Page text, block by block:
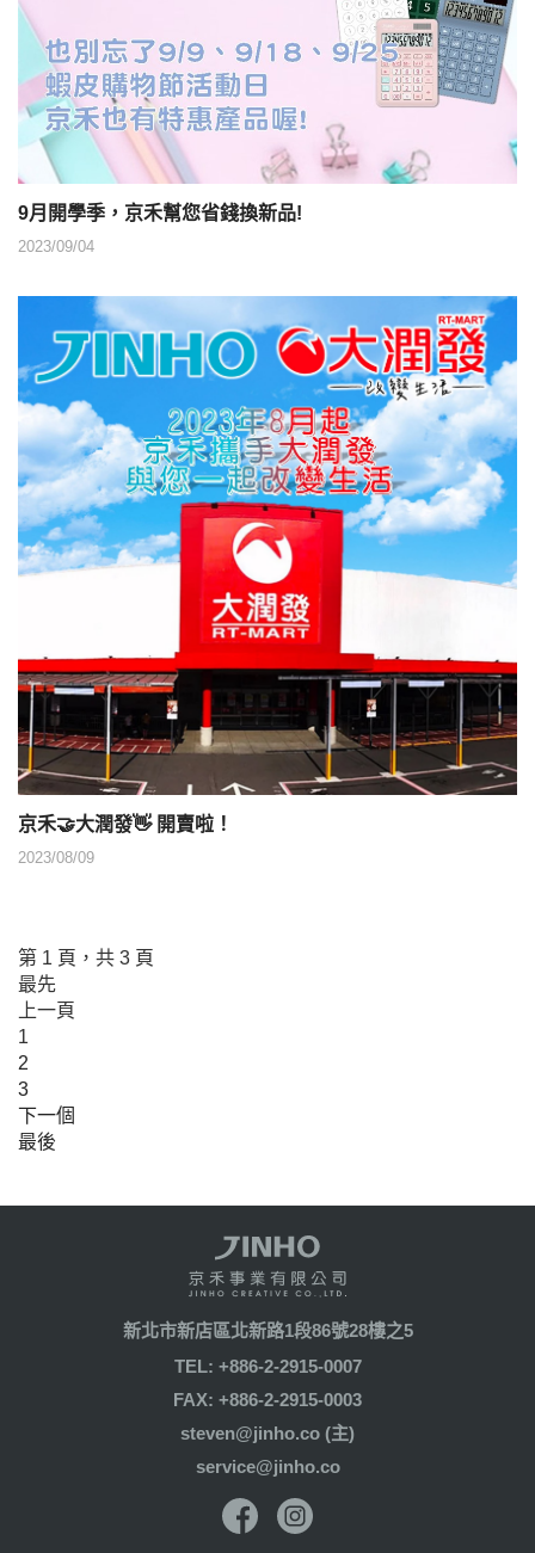
9月開學季，京禾幫您省錢換新品!
2023/09/04
京禾🤝大潤發👋 開賣啦！
2023/08/09
第 1 頁，共 3 頁
最先
上一頁
1
2
3
下一個
最後
新北市新店區北新路1段86號28樓之5
TEL: +886-2-2915-0007
FAX: +886-2-2915-0003
steven@jinho.co (主)
service@jinho.co